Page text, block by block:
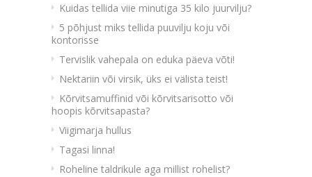
Kuidas tellida viie minutiga 35 kilo juurvilju?
5 põhjust miks tellida puuvilju koju või
kontorisse
Tervislik vahepala on eduka päeva võti!
Nektariin või virsik, üks ei välista teist!
Kõrvitsamuffinid või kõrvitsarisotto või
hoopis kõrvitsapasta?
Viigimarja hullus
Tagasi linna!
Roheline taldrikule aga millist rohelist?